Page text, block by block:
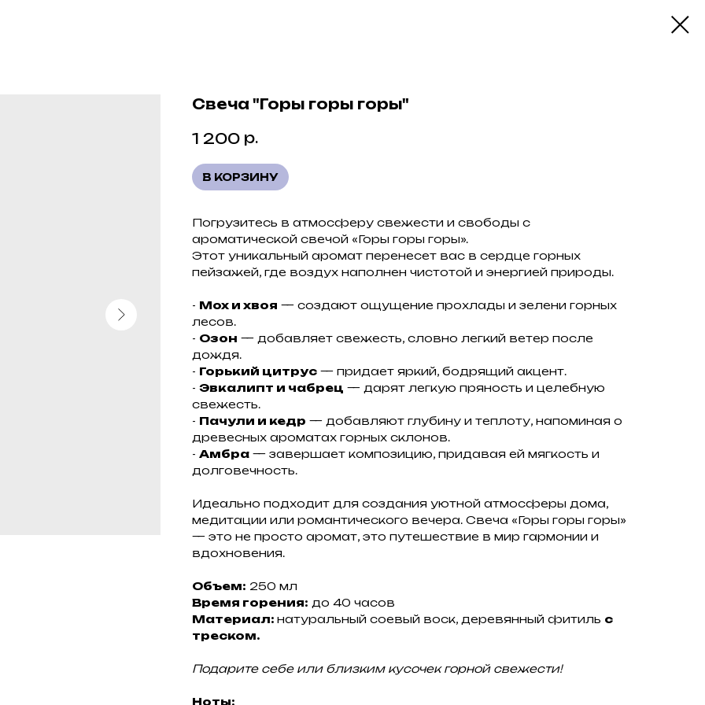
Свеча "Горы горы горы"
1 200 р.
В КОРЗИНУ
Погрузитесь в атмосферу свежести и свободы с
ароматической свечой «Горы горы горы».
Этот уникальный аромат перенесет вас в сердце горных
пейзажей, где воздух наполнен чистотой и энергией природы.
- Мох и хвоя — создают ощущение прохлады и зелени горных
лесов.
- Озон — добавляет свежесть, словно легкий ветер после
дождя.
- Горький цитрус — придает яркий, бодрящий акцент.
- Эвкалипт и чабрец — дарят легкую пряность и целебную
свежесть.
- Пачули и кедр — добавляют глубину и теплоту, напоминая о
древесных ароматах горных склонов.
- Амбра — завершает композицию, придавая ей мягкость и
долговечность.
Идеально подходит для создания уютной атмосферы дома,
медитации или романтического вечера. Свеча «Горы горы горы»
— это не просто аромат, это путешествие в мир гармонии и
вдохновения.
Объем: 250 мл
Время горения: до 40 часов
Материал: натуральный соевый воск, деревянный фитиль с
треском.
Подарите себе или близким кусочек горной свежести!
Ноты: